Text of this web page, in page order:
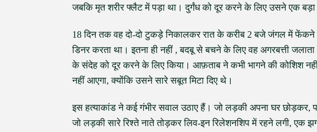
जबकि मृत शरीर फ्लैट में पड़ा था। दुर्गंध को दूर करने के लिए उसने एक
18 दिन तक वह दो-दो टुकड़े निकालकर रात के करीब 2 बजे जंगल में
डिनर करता था। इतना ही नहीं , बदबू से बचने के लिए वह अगरबत्ती
के संदेह को दूर करने के लिए किया। आफ़ताब ने कभी भागने की कोशिश
नहीं आएगा, क्योंकि उसने सारे सबूत मिटा दिए थे।
इस हत्याकांड ने कई गंभीर सवाल उठाए हैं। जो लड़की अपना घर
जो लड़की सारे रिश्ते नाते तोड़कर लिव-इन रिलेशनशिप में रहने लगी,